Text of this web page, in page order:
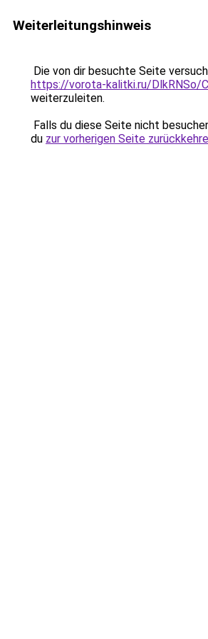
Weiterleitungshinweis
Die von dir besuchte Seite
https://vorota-kalitki.ru/DlkRNSo/
weiterzuleiten.
Falls du diese Seite nicht
du zur vorherigen Seite